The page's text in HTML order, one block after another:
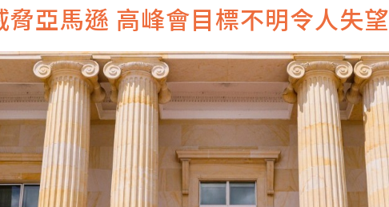
亞馬遜 高峰會目標不明令人失望